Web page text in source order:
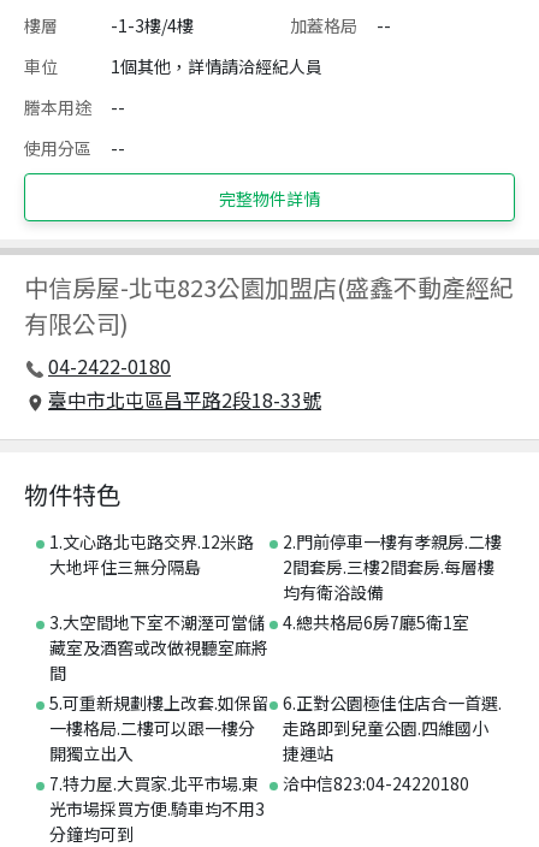
樓層
-1-3樓/4樓 加蓋格局
--
車位
1個其他，詳情請洽經紀人員
謄本用途
--
使用分區
--
完整物件詳情
中信房屋-北屯823公園加盟店(盛鑫不動產經紀
有限公司)
04-2422-0180
臺中市北屯區昌平路2段18-33號
物件特色
1.文心路北屯路交界.12米路
大地坪住三無分隔島
2.門前停車一樓有孝親房.二樓
2間套房.三樓2間套房.每層樓
均有衛浴設備
3.大空間地下室不潮溼可當儲
藏室及酒窖或改做視聽室麻將
間
4.總共格局6房7廳5衛1室
5.可重新規劃樓上改套.如保留
一樓格局.二樓可以跟一樓分
開獨立出入
6.正對公園極佳住店合一首選.
走路即到兒童公園.四維國小
捷運站
7.特力屋.大買家.北平市場.東
光市場採買方便.騎車均不用3
分鐘均可到
洽中信823:04-24220180